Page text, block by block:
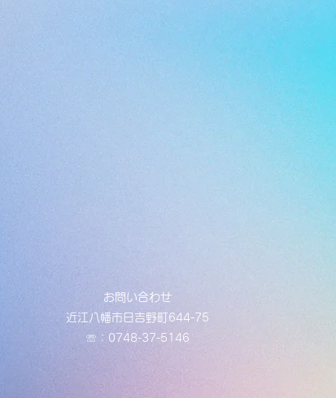
お問い合わせ
近江八幡市日吉野町644-75
​☏：0748-37-5146